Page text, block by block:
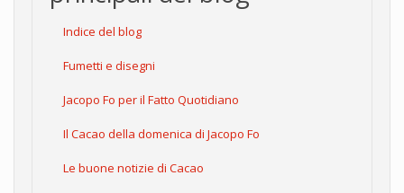
Indice del blog
Fumetti e disegni
Jacopo Fo per il Fatto Quotidiano
Il Cacao della domenica di Jacopo Fo
Le buone notizie di Cacao